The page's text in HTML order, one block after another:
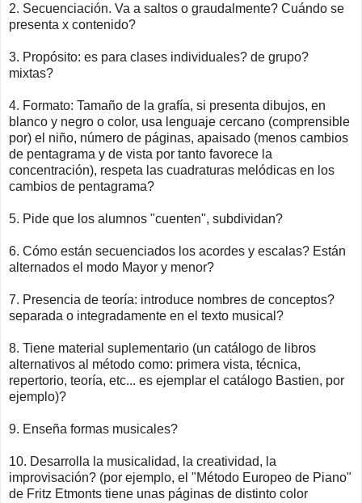
2. Secuenciación. Va a saltos o graudalmente? Cuándo se
presenta x contenido?
3. Propósito: es para clases individuales? de grupo?
mixtas?
4. Formato: Tamaño de la grafía, si presenta dibujos, en
blanco y negro o color, usa lenguaje cercano (comprensible
por) el niño, número de páginas, apaisado (menos cambios
de pentagrama y de vista por tanto favorece la
concentración), respeta las cuadraturas melódicas en los
cambios de pentagrama?
5. Pide que los alumnos "cuenten", subdividan?
6. Cómo están secuenciados los acordes y escalas? Están
alternados el modo Mayor y menor?
7. Presencia de teoría: introduce nombres de conceptos?
separada o integradamente en el texto musical?
8. Tiene material suplementario (un catálogo de libros
alternativos al método como: primera vista, técnica,
repertorio, teoría, etc... es ejemplar el catálogo Bastien, por
ejemplo)?
9. Enseña formas musicales?
10. Desarrolla la musicalidad, la creatividad, la
improvisación? (por ejemplo, el "Método Europeo de Piano"
de Fritz Etmonts tiene unas páginas de distinto color